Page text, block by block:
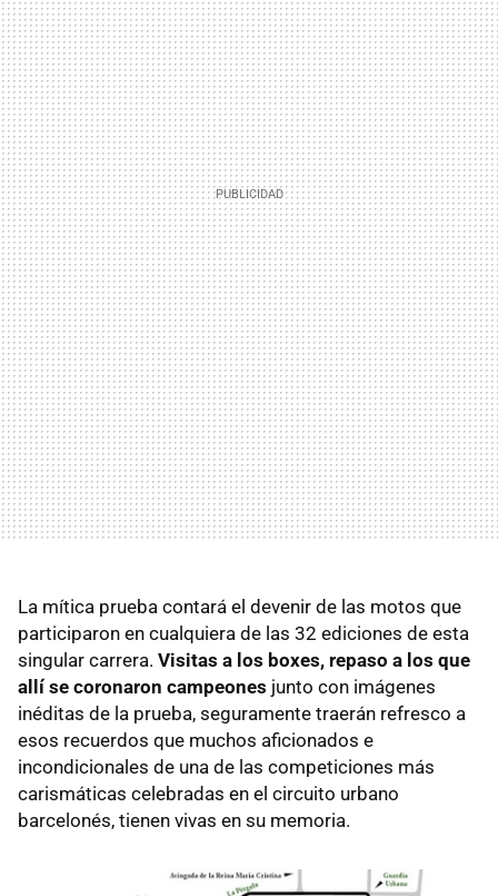
La mítica prueba contará el devenir de las motos que
participaron en cualquiera de las 32 ediciones de esta
singular carrera. Visitas a los boxes, repaso a los que
allí se coronaron campeones junto con imágenes
inéditas de la prueba, seguramente traerán refresco a
esos recuerdos que muchos aficionados e
incondicionales de una de las competiciones más
carismáticas celebradas en el circuito urbano
barcelonés, tienen vivas en su memoria.